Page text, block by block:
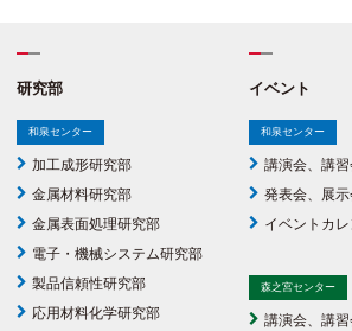
研究部
和泉センター
加工成形研究部
金属材料研究部
金属表面処理研究部
電子・機械システム研究部
製品信頼性研究部
応用材料化学研究部
イベント
和泉センター
講演会、講
発表会、展
イベントカ
森之宮センター
講演会、講